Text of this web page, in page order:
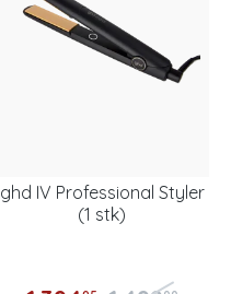
ghd IV Professional Styler
(1 stk)